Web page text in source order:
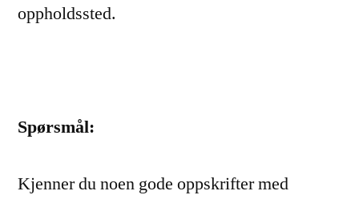
oppholdssted.
Spørsmål:
Kjenner du noen gode oppskrifter med